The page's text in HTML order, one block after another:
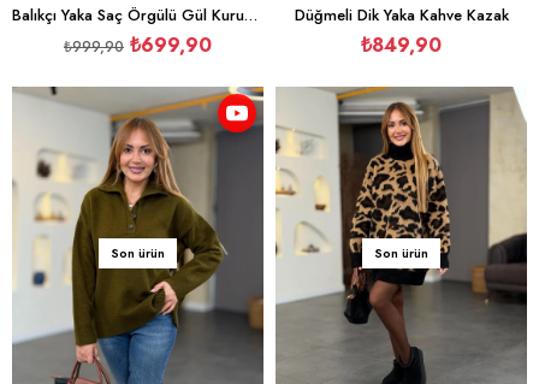
Balıkçı Yaka Saç Örgülü Gül Kurusu Kazak
₺699,90
₺999,90
Düğmeli Dik Yaka Kahve Kazak
₺849,90
Son ürün Son ürün